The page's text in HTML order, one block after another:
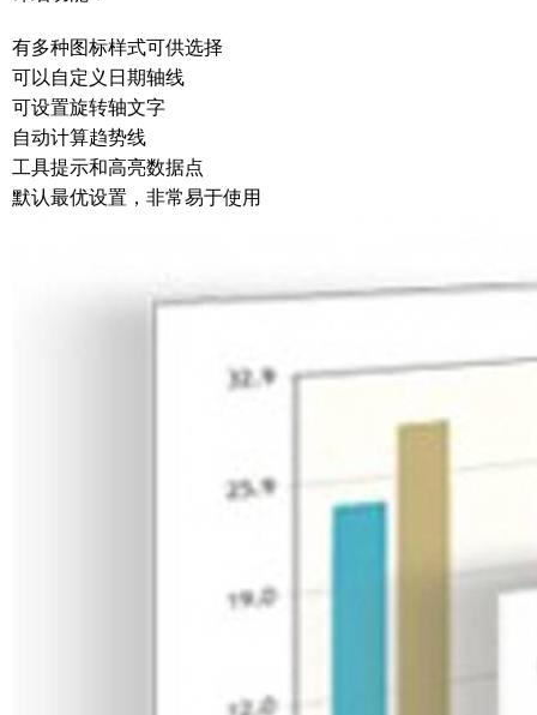
有多种图标样式可供选择
可以自定义日期轴线
可设置旋转轴文字
自动计算趋势线
工具提示和高亮数据点
默认最优设置，非常易于使用